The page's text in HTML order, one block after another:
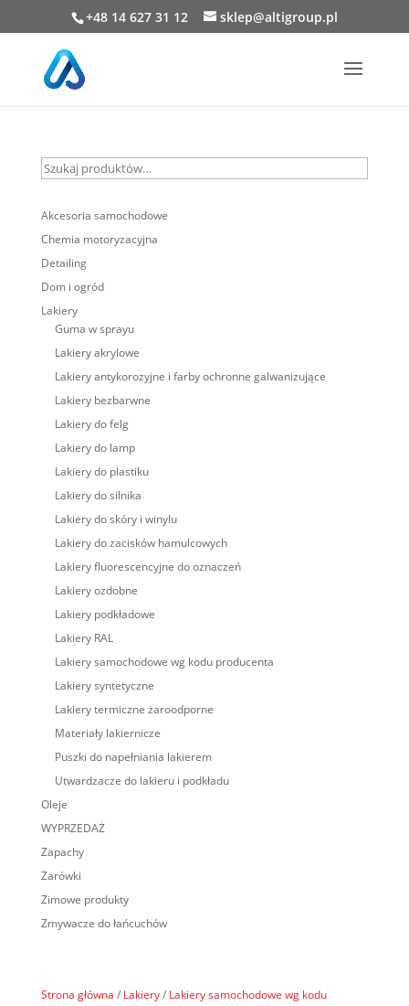
+48 14 627 31 12 sklep@altigroup.pl
Strona główna / Lakiery/ Lakiery samochodowe wg kodu
Szukaj
produktów…
Akcesoria samochodowe
Chemia motoryzacyjna
Detailing
Dom i ogród
Lakiery
Guma w sprayu
Lakiery akrylowe
Lakiery antykorozyjne i farby ochronne galwanizujące
Lakiery bezbarwne
Lakiery do felg
Lakiery do lamp
Lakiery do plastiku
Lakiery do silnika
Lakiery do skóry i winylu
Lakiery do zacisków hamulcowych
Lakiery fluorescencyjne do oznaczeń
Lakiery ozdobne
Lakiery podkładowe
Lakiery RAL
Lakiery samochodowe wg kodu producenta
Lakiery syntetyczne
Lakiery termiczne żaroodporne
Materiały lakiernicze
Puszki do napełniania lakierem
Utwardzacze do lakieru i podkładu
Oleje
WYPRZEDAŻ
Zapachy
Żarówki
Zimowe produkty
Zmywacze do łańcuchów